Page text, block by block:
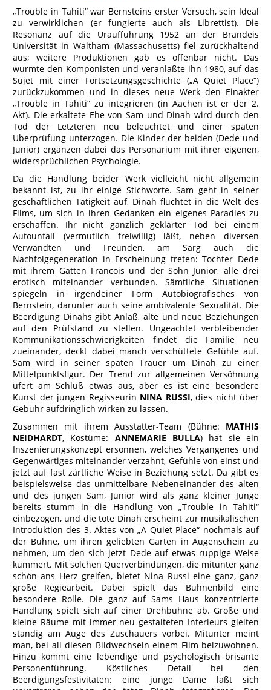
„Trouble in Tahiti“ war Bernsteins erster Versuch, sein Ideal
zu verwirklichen (er fungierte auch als Librettist). Die
Resonanz auf die Uraufführung 1952 an der Brandeis
Universität in Waltham (Massachusetts) fiel zurückhaltend
aus; weitere Produktionen gab es offenbar nicht. Das
wurmte den Komponisten und veranlaßte ihn 1980, auf das
Sujet mit einer Fortsetzungsgeschichte („A Quiet Place“)
zurückzukommen und in dieses neue Werk den Einakter
„Trouble in Tahiti“ zu integrieren (in Aachen ist er der 2.
Akt). Die erkaltete Ehe von Sam und Dinah wird durch den
Tod der Letzteren neu beleuchtet und einer späten
Überprüfung unterzogen. Die Kinder der beiden (Dede und
Junior) ergänzen dabei das Personarium mit ihrer eigenen,
widersprüchlichen Psychologie.
Da die Handlung beider Werk vielleicht nicht allgemein
bekannt ist, zu ihr einige Stichworte. Sam geht in seiner
geschäftlichen Tätigkeit auf, Dinah flüchtet in die Welt des
Films, um sich in ihren Gedanken ein eigenes Paradies zu
erschaffen. Ihr nicht gänzlich geklärter Tod bei einem
Autounfall (vermutlich freiwillig) läßt, neben diversen
Verwandten und Freunden, am Sarg auch die
Nachfolgegeneration in Erscheinung treten: Tochter Dede
mit ihrem Gatten Francois und der Sohn Junior, alle drei
erotisch miteinander verbunden. Sämtliche Situationen
spiegeln in irgendeiner Form Autobiografisches von
Bernstein, darunter auch seine ambivalente Sexualität. Die
Beerdigung Dinahs gibt Anlaß, alte und neue Beziehungen
auf den Prüfstand zu stellen. Ungeachtet verbleibender
Kommunikationsschwierigkeiten findet die Familie neu
zueinander, deckt dabei manch verschüttete Gefühle auf.
Sam wird in seiner späten Trauer um Dinah zu einer
Mittelpunktsfigur. Der Trend zur allgemeinen Versöhnung
ufert am Schluß etwas aus, aber es ist eine besondere
Kunst der jungen Regisseurin NINA RUSSI, dies nicht über
Gebühr aufdringlich wirken zu lassen.
Zusammen mit ihrem Ausstatter-Team (Bühne: MATHIS
NEIDHARDT, Kostüme: ANNEMARIE BULLA) hat sie ein
Inszenierungskonzept ersonnen, welches Vergangenes und
Gegenwärtiges miteinander verzahnt, Gefühle von einst und
jetzt auf fast zärtliche Weise in Beziehung setzt. Da gibt es
beispielsweise das unmittelbare Nebeneinander des alten
und des jungen Sam, Junior wird als ganz kleiner Junge
bereits stumm in die Handlung von „Trouble in Tahiti“
einbezogen, und die tote Dinah erscheint zur musikalischen
Introduktion des 3. Aktes von „A Quiet Place“ nochmals auf
der Bühne, um ihren geliebten Garten in Augenschein zu
nehmen, um den sich jetzt Dede auf etwas ruppige Weise
kümmert. Mit solchen Querverbindungen, die mitunter ganz
schön ans Herz greifen, bietet Nina Russi eine ganz, ganz
große Regiearbeit. Dabei spielt das Bühnenbild eine
besondere Rolle. Die ganz auf Sams Haus konzentrierte
Handlung spielt sich auf einer Drehbühne ab. Große und
kleine Räume mit immer neu gestalteten Interieurs gleiten
ständig am Auge des Zuschauers vorbei. Mitunter meint
man, bei all diesen Bildwechseln einem Film beizuwohnen.
Hinzu kommt eine lebendige und psychologisch brisante
Personenführung. Köstliches Detail bei den
Beerdigungsfestivitäten: eine junge Dame läßt sich